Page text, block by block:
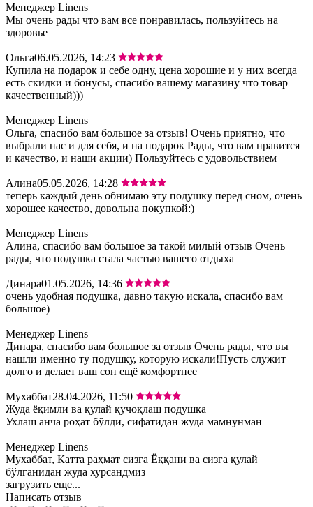
Менеджер Linens
Мы очень рады что вам все понравилась, пользуйтесь на
здоровье
Ольга06.05.2026, 14:23
Купила на подарок и себе одну, цена хорошие и у них всегда
есть скидки и бонусы, спасибо вашему магазину что товар
качественный)))
Менеджер Linens
Ольга, спасибо вам большое за отзыв! Очень приятно, что
выбрали нас и для себя, и на подарок Рады, что вам нравится
и качество, и наши акции) Пользуйтесь с удовольствием
Алина05.05.2026, 14:28
теперь каждый день обнимаю эту подушку перед сном, очень
хорошее качество, довольна покупкой:)
Менеджер Linens
Алина, спасибо вам большое за такой милый отзыв Очень
рады, что подушка стала частью вашего отдыха
Динара01.05.2026, 14:36
очень удобная подушка, давно такую искала, спасибо вам
большое)
Менеджер Linens
Динара, спасибо вам большое за отзыв Очень рады, что вы
нашли именно ту подушку, которую искали!Пусть служит
долго и делает ваш сон ещё комфортнее
Мухаббат28.04.2026, 11:50
Жуда ёқимли ва қулай қучоқлаш подушка
Ухлаш анча роҳат бўлди, сифатидан жуда мамнунман
Менеджер Linens
Мухаббат, Катта раҳмат сизга Ёққани ва сизга қулай
бўлганидан жуда хурсандмиз
загрузить еще...
Написать отзыв